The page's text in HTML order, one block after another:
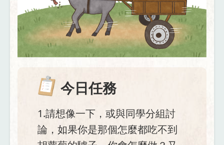
今日任務
1.請想像一下，或與同學分組討
論，如果你是那個怎麼都吃不到